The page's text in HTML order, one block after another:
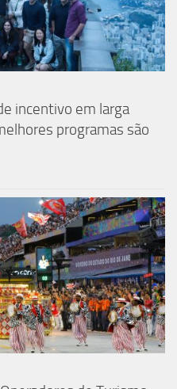
incentivo em larga
programas são